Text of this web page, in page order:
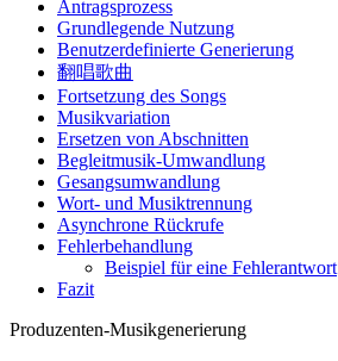
Antragsprozess
Grundlegende Nutzung
Benutzerdefinierte Generierung
翻唱歌曲
Fortsetzung des Songs
Musikvariation
Ersetzen von Abschnitten
Begleitmusik-Umwandlung
Gesangsumwandlung
Wort- und Musiktrennung
Asynchrone Rückrufe
Fehlerbehandlung
Beispiel für eine Fehlerantwort
Fazit
Produzenten-Musikgenerierung